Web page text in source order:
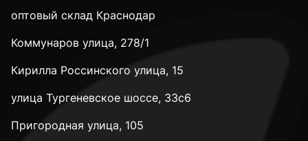
М8
М10
оптовый склад Краснодар
Коммунаров улица, 278/1
Кирилла Россинского улица, 15
улица Тургеневское шоссе, 33с6
Пригородная улица, 105